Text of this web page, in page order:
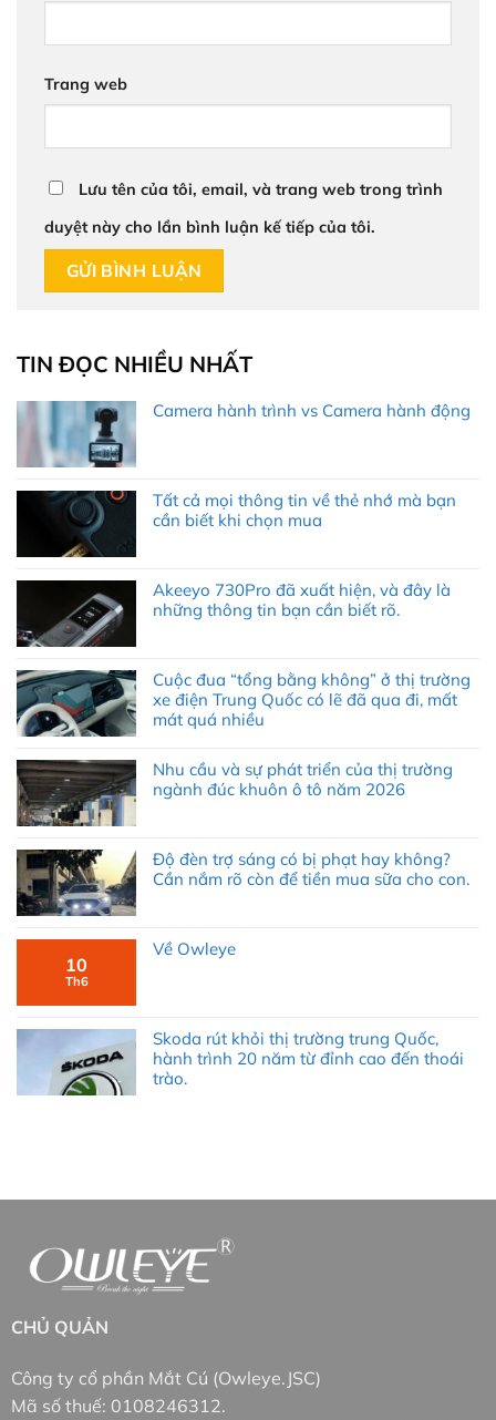
Trang web
Lưu tên của tôi, email, và trang web trong trình
duyệt này cho lần bình luận kế tiếp của tôi.
TIN ĐỌC NHIỀU NHẤT
Camera hành trình vs Camera hành động
Tất cả mọi thông tin về thẻ nhớ mà bạn
cần biết khi chọn mua
Akeeyo 730Pro đã xuất hiện, và đây là
những thông tin bạn cần biết rõ.
Cuộc đua “tổng bằng không” ở thị trường
xe điện Trung Quốc có lẽ đã qua đi, mất
mát quá nhiều
Nhu cầu và sự phát triển của thị trường
ngành đúc khuôn ô tô năm 2026
Độ đèn trợ sáng có bị phạt hay không?
Cần nắm rõ còn để tiền mua sữa cho con.
10
Th6
Về Owleye
Skoda rút khỏi thị trường trung Quốc,
hành trình 20 năm từ đỉnh cao đến thoái
trào.
CHỦ QUẢN
Công ty cổ phần Mắt Cú (Owleye.JSC)
Mã số thuế: 0108246312.